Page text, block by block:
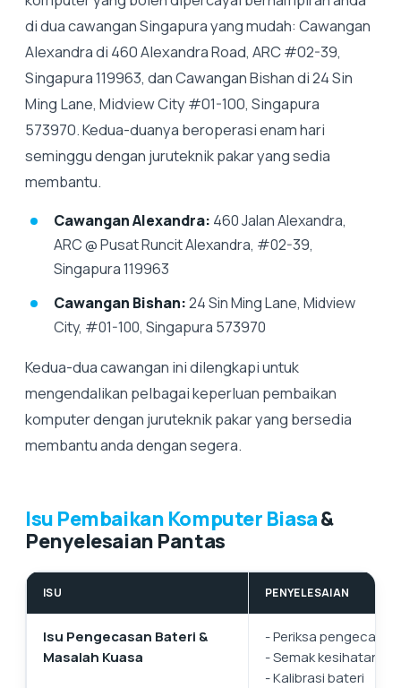
di dua cawangan Singapura yang mudah: Cawangan
Alexandra di 460 Alexandra Road, ARC #02-39,
Singapura 119963, dan Cawangan Bishan di 24 Sin
Ming Lane, Midview City #01-100, Singapura
573970. Kedua-duanya beroperasi enam hari
seminggu dengan juruteknik pakar yang sedia
membantu.
Cawangan Alexandra: 460 Jalan Alexandra,
ARC @ Pusat Runcit Alexandra, #02-39,
Singapura 119963
Cawangan Bishan:24 Sin Ming Lane, Midview
City, #01-100, Singapura 573970
Kedua-dua cawangan ini dilengkapi untuk
mengendalikan pelbagai keperluan pembaikan
komputer dengan juruteknik pakar yang bersedia
membantu anda dengan segera.
Isu Pembaikan Komputer Biasa&
Penyelesaian Pantas
ISU PENYELESAIAN
Isu Pengecasan Bateri &
Masalah Kuasa
- Periksa pengecas &
- Semak kesihatan
- Kalibrasi bateri